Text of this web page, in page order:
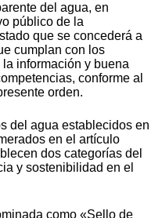
del agua, en
público de la
que se concederá a
cumplan con los
información y buena
conforme al
orden.
del agua establecidos en
en el artículo
dos categorías del
y sostenibilidad en el
como «Sello de